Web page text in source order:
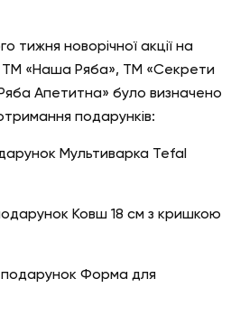
тижня новорічної акції на
«Наша Ряба», ТМ «Секрети
Апетитна» було визначено
подарунків:
Мультиварка Tefal
Ковш 18 см з кришкою
подарунок Форма для